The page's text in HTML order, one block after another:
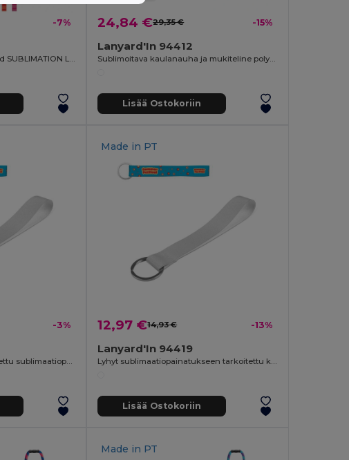
-7% 24,84 €29,35 € -15%
Lanyard'In 94412
Lisää Ostokoriin
-3%
Lyhyt polyesteristä valmistettu sublimaatiopainatusnauha renkaalla
Made in PT
12,97 €14,93 € -13%
Lanyard'In 94419
Lyhyt sublimaatiopainatukseen tarkoitettu kaulanauha kierrätetystä polyesteristä (100 % rPET) renkaalla
Lisää Ostokoriin
Made in PT